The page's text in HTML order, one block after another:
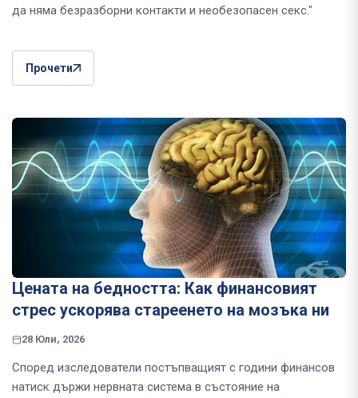
да няма безразборни контакти и необезопасен секс."
Прочети
Цената на бедността: Как финансовият
стрес ускорява стареенето на мозъка ни
28 Юли, 2026
Според изследователи постъпващият с години финансов
натиск държи нервната система в състояние на